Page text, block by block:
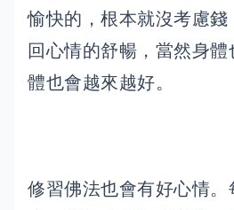
愉快的，根本就沒考慮錢
回心情的舒暢，當然身
體也會越來越好。
修習佛法也會有好心情